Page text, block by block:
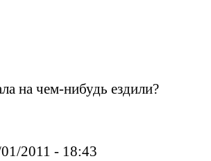
на чем-нибудь ездили?
2011 - 18:43